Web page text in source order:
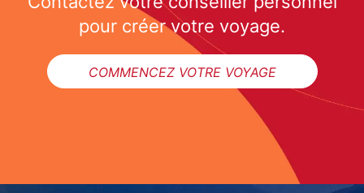
pour créer votre voyage.
COMMENCEZ VOTRE VOYAGE